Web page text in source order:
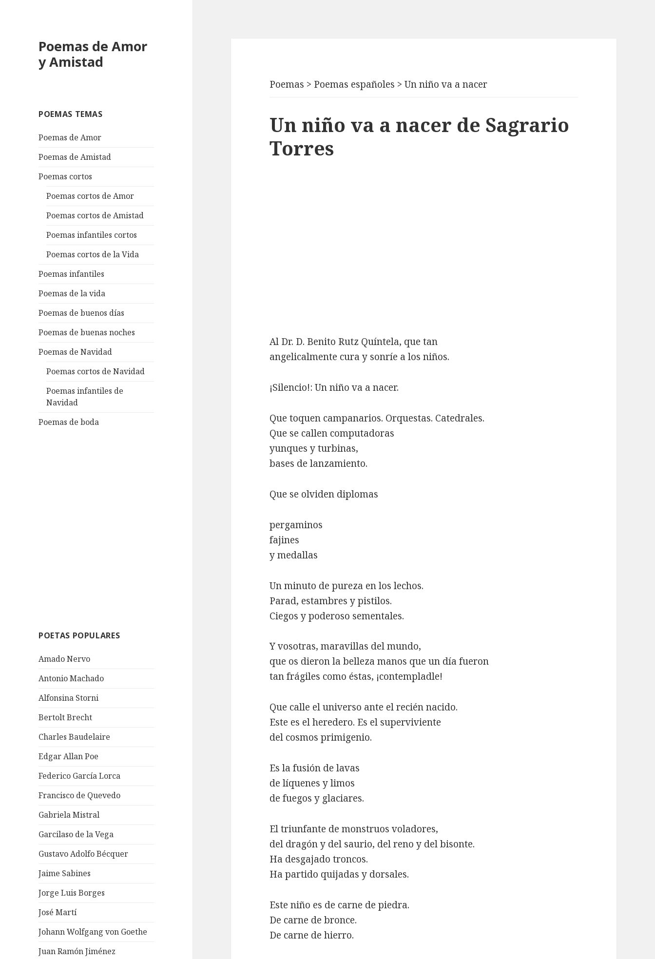
Poemas de Amor
y Amistad
POEMAS TEMAS
Poemas de Amor
Poemas de Amistad
Poemas cortos
Poemas cortos de Amor
Poemas cortos de Amistad
Poemas infantiles cortos
Poemas cortos de la Vida
Poemas infantiles
Poemas de la vida
Poemas de buenos días
Poemas de buenas noches
Poemas de Navidad
Poemas cortos de Navidad
Poemas infantiles de
Navidad
Poemas de boda
POETAS POPULARES
Amado Nervo
Antonio Machado
Alfonsina Storni
Bertolt Brecht
Charles Baudelaire
Edgar Allan Poe
Federico García Lorca
Francisco de Quevedo
Gabriela Mistral
Garcilaso de la Vega
Gustavo Adolfo Bécquer
Jaime Sabines
Jorge Luis Borges
José Martí
Johann Wolfgang von Goethe
Juan Ramón Jiménez
Poemas > Poemas españoles >Un niño va a nacer
Un niño va a nacer de Sagrario
Torres
Al Dr. D. Benito Rutz Quíntela, que tan
angelicalmente cura y sonríe a los niños.
¡Silencio!: Un niño va a nacer.
Que toquen campanarios. Orquestas. Catedrales.
Que se callen computadoras
yunques y turbinas,
bases de lanzamiento.
Que se olviden diplomas
pergaminos
fajines
y medallas
Un minuto de pureza en los lechos.
Parad, estambres y pistilos.
Ciegos y poderoso sementales.
Y vosotras, maravillas del mundo,
que os dieron la belleza manos que un día fueron
tan frágiles como éstas, ¡contempladle!
Que calle el universo ante el recién nacido.
Este es el heredero. Es el superviviente
del cosmos primigenio.
Es la fusión de lavas
de líquenes y limos
de fuegos y glaciares.
El triunfante de monstruos voladores,
del dragón y del saurio, del reno y del bisonte.
Ha desgajado troncos.
Ha partido quijadas y dorsales.
Este niño es de carne de piedra.
De carne de bronce.
De carne de hierro.